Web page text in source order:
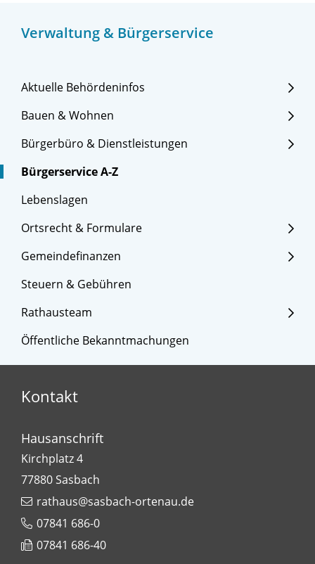
Verwaltung & Bürgerservice
Aktuelle Behördeninfos
Bauen & Wohnen
Bürgerbüro & Dienstleistungen
Bürgerservice A-Z
Lebenslagen
Ortsrecht & Formulare
Gemeindefinanzen
Steuern & Gebühren
Rathausteam
Öffentliche Bekanntmachungen
Kontakt
Hausanschrift
Kirchplatz 4
77880Sasbach
rathaus@sasbach-ortenau.de
07841 686-0
07841 686-40